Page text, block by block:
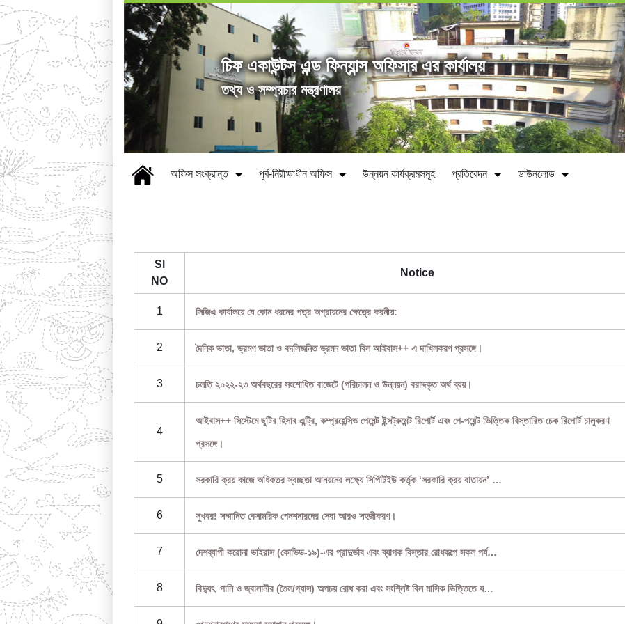
চিফ একাউন্টস এন্ড ফিন্যান্স অফিসার এর কার্যালয়
তথ্য ও সম্প্রচার মন্ত্রণালয়
অফিস সংক্রান্ত পূর্ব-নিরীক্ষাধীন অফিস উন্নয়ন কার্যক্রমসমূহ প্রতিবেদন ডাউনলোড
Sl
NO
Notice
1 সিজিএ কার্যালয়ে যে কোন ধরনের পত্র অগ্রায়নের ক্ষেত্রে করনীয়:
2 দৈনিক ভাতা, ভ্রমণ ভাতা ও বদলিজনিত ভ্রমন ভাতা বিল আইবাস++ এ দাখিলকরণ প্রসঙ্গে।
3 চলতি ২০২২-২৩ অর্থবছরের সংশোধিত বাজেটে (পরিচালন ও উন্নয়ন) বরাদ্দকৃত অর্থ ব্যয়।
4
আইবাস++ সিস্টেমে ছুটির হিসাব এন্ট্রি, কম্প্রহেন্সিভ পেমেন্ট ইন্সট্রুমেন্ট রিপোর্ট এবং পে-পয়েন্ট ভিত্তিক বিস্তারিত চেক রিপোর্ট চালুকরণ
প্রসঙ্গে।
5 সরকারি ক্রয় কাজে অধিকতর স্বচ্ছতা আনয়নের লক্ষ্যে সিপিটিইউ কর্তৃক ‘সরকারি ক্রয় বাতায়ন’ …
6 সুখবর! সম্মানিত বেসামরিক পেনশনারদের সেবা আরও সহজীকরণ।
7 দেশব্যাপী করোনা ভাইরাস (কোভিড-১৯)-এর প্রাদুর্ভাব এবং ব্যাপক বিস্তার রোধকল্পে সকল পর্য…
8 বিদ্যুৎ, পানি ও জ্বালানীর (তৈল/গ্যাস) অপচয় রোধ করা এবং সংশ্লিষ্ট বিল মাসিক ভিত্তিতে য…